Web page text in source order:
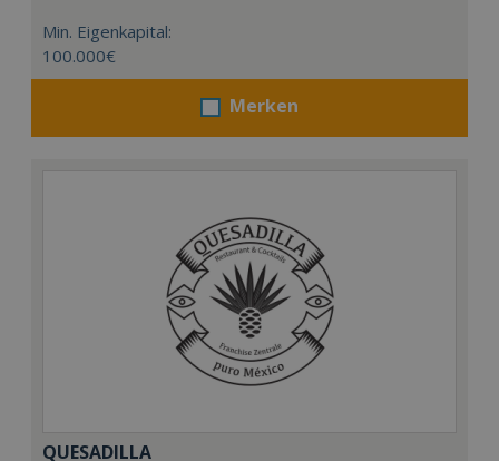
Min. Eigenkapital:
100.000€
Merken
QUESADILLA